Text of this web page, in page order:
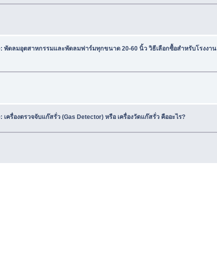
พัดลมอุตสาหกรรมและพัดลมฟาร์มทุกขนาด 20-60 นิ้ว วิธีเลือกซื้อสำหรับโรงงาน
เครื่องตรวจจับแก๊สรั่ว (Gas Detector) หรือ เครื่องวัดแก๊สรั่ว คืออะไร?